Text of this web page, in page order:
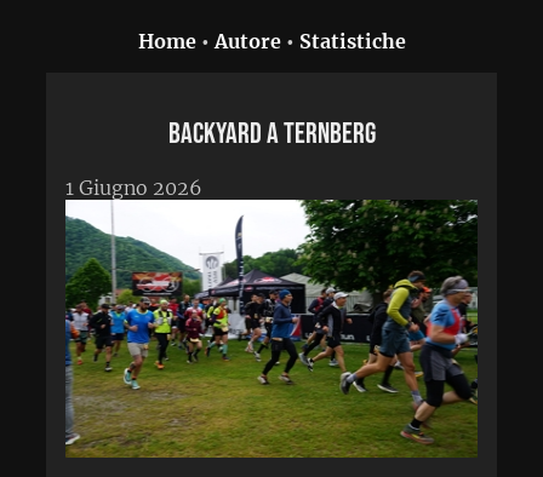
Home•Autore• Statistiche
Backyard a Ternberg
1 Giugno 2026